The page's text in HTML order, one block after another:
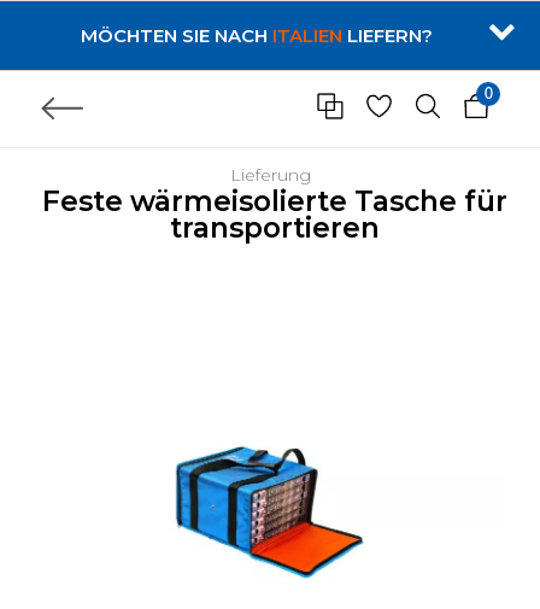
MÖCHTEN SIE NACH ITALIEN LIEFERN?
0
Lieferung
Feste wärmeisolierte Tasche für
transportieren